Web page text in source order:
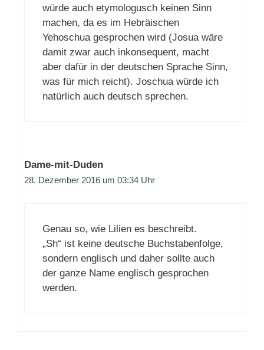
würde auch etymologusch keinen Sinn
machen, da es im Hebräischen
Yehoschua gesprochen wird (Josua wäre
damit zwar auch inkonsequent, macht
aber dafür in der deutschen Sprache Sinn,
was für mich reicht). Joschua würde ich
natürlich auch deutsch sprechen.
Dame-mit-Duden
28. Dezember 2016 um 03:34 Uhr
Genau so, wie Lilien es beschreibt.
„Sh“ ist keine deutsche Buchstabenfolge,
sondern englisch und daher sollte auch
der ganze Name englisch gesprochen
werden.